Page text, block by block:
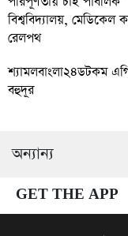
বিশ্ববিদ্যালয়,
রেলপথ
শ্যামলবাংলা২৪ডটকম
বহুদূর
অন্যান্য
GET THE APP